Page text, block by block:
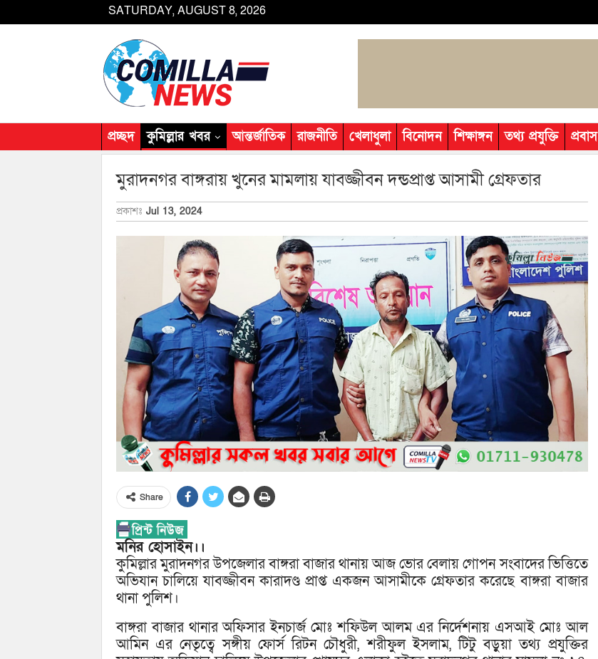
SATURDAY, AUGUST 8, 2026
প্রচ্ছদ কুমিল্লার খবর আন্তর্জাতিক রাজনীতি খেলাধুলা বিনোদন শিক্ষাঙ্গন তথ্য প্রযুক্তি প্রবাস
মুরাদনগর বাঙ্গরায় খুনের মামলায় যাবজ্জীবন দন্ডপ্রাপ্ত আসামী গ্রেফতার
প্রকাশঃ Jul 13, 2024
Share
মনির হোসাইন।।
কুমিল্লার মুরাদনগর উপজেলার বাঙ্গরা বাজার থানায় আজ ভোর বেলায় গোপন সংবাদের ভিত্তিতে
অভিযান চালিয়ে যাবজ্জীবন কারাদণ্ড প্রাপ্ত একজন আসামীকে গ্রেফতার করেছে বাঙ্গরা বাজার
থানা পুলিশ।
বাঙ্গরা বাজার থানার অফিসার ইনচার্জ মোঃ শফিউল আলম এর নির্দেশনায় এসআই মোঃ আল
আমিন এর নেতৃত্বে সঙ্গীয় ফোর্স রিটন চৌধুরী, শরীফুল ইসলাম, টিটু বড়ুয়া তথ্য প্রযুক্তির